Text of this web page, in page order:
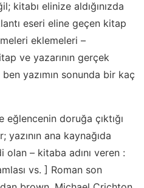
kitabı elinize aldığınızda
eseri eline geçen kitap
eklemeleri –
ve yazarının gerçek
yazımın sonunda bir kaç
eğlencenin doruğa çıktığı
ana kaynağıda
– kitaba adını veren :
vs. ] Roman son